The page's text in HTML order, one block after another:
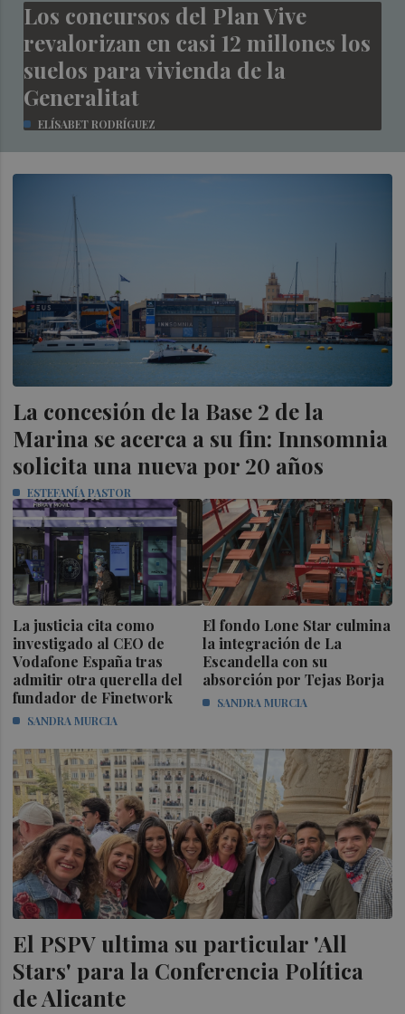
Los concursos del Plan Vive
revalorizan en casi 12 millones los
suelos para vivienda de la
Generalitat
ELÍSABET RODRÍGUEZ
La concesión de la Base 2 de la
Marina se acerca a su fin: Innsomnia
solicita una nueva por 20 años
ESTEFANÍA PASTOR
La justicia cita como
investigado al CEO de
Vodafone España tras
admitir otra querella del
fundador de Finetwork
SANDRA MURCIA
El fondo Lone Star culmina
la integración de La
Escandella con su
absorción por Tejas Borja
SANDRA MURCIA
El PSPV ultima su particular 'All
Stars' para la Conferencia Política
de Alicante